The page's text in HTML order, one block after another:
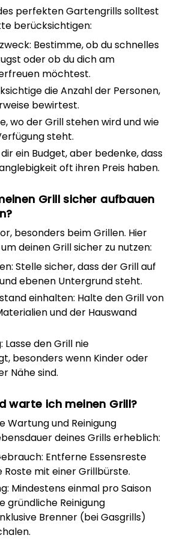
perfekten Gartengrills solltest
berücksichtigen:
Bestimme, ob du schnelles
oder ob du dich am
möchtest.
die Anzahl der Personen,
bewirtest.
wo der Grill stehen wird und wie
steht.
ein Budget, aber bedenke, dass
oft ihren Preis haben.
Grill sicher aufbauen
besonders beim Grillen. Hier
deinen Grill sicher zu nutzen:
Stelle sicher, dass der Grill auf
ebenen Untergrund steht.
einhalten: Halte den Grill von
und der Hauswand
Lasse den Grill nie
besonders wenn Kinder oder
Nähe sind.
warte ich meinen Grill?
Wartung und Reinigung
deines Grills erheblich:
Entferne Essensreste
Roste mit einer Grillbürste.
Mindestens einmal pro Saison
gründliche Reinigung
Brenner (bei Gasgrills)